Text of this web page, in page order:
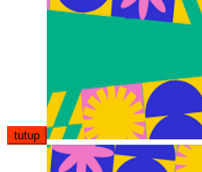
tutup